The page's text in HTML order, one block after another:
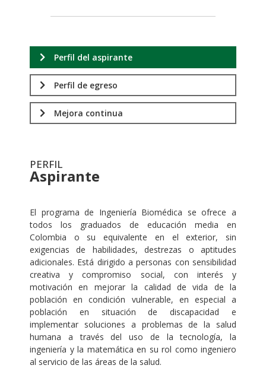
Perfil del aspirante
Perfil de egreso
Mejora continua
PERFIL
Aspirante
El programa de Ingeniería Biomédica se ofrece a
todos los graduados de educación media en
Colombia o su equivalente en el exterior, sin
exigencias de habilidades, destrezas o aptitudes
adicionales. Está dirigido a personas con sensibilidad
creativa y compromiso social, con interés y
motivación en mejorar la calidad de vida de la
población en condición vulnerable, en especial a
población en situación de discapacidad e
implementar soluciones a problemas de la salud
humana a través del uso de la tecnología, la
ingeniería y la matemática en su rol como ingeniero
al servicio de las áreas de la salud.